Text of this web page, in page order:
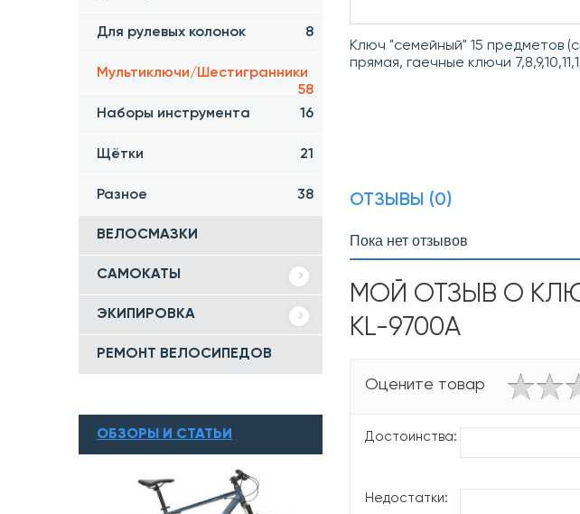
Для рулевых колонок 8
Мультиключи/Шестигранники
58
Наборы инструмента
16
Щётки 21
Разное 38
ВЕЛОСМАЗКИ
САМОКАТЫ
ЭКИПИРОВКА
РЕМОНТ ВЕЛОСИПЕДОВ
ОБЗОРЫ И СТАТЬИ
Ключ "семейный" 15 предметов
прямая, гаечные ключи
ОТЗЫВЫ (0)
Пока нет отзывов
МОЙ ОТЗЫВ О
KL-9700А
Оцените товар
Достоинства:
Недостатки: